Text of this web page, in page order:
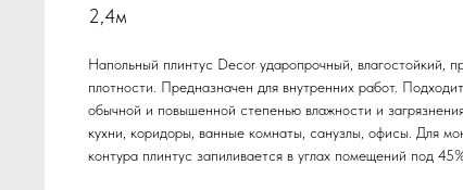
2,4м
Напольный плинтус Decor ударопрочный, влагостойкий,
плотности. Предназначен для внутренних работ.
обычной и повышенной степенью влажности и
кухни, коридоры, ванные комнаты, санузлы, офисы. Для
контура плинтус запиливается в углах помещений под